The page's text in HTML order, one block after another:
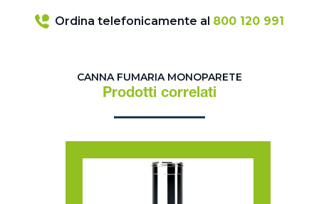
Ordina telefonicamente al 800 120 991
CANNA FUMARIA MONOPARETE
Prodotti correlati